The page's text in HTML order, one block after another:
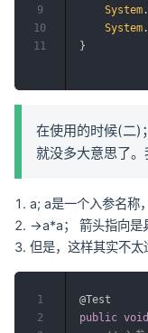
System .
System .
}
9
10
11
在使用的时候(二)
就没多大意思了。
a; a是一个入参名称
->a*a； 箭头指向是
但是，这样其实不太
@Test
public void
1
2